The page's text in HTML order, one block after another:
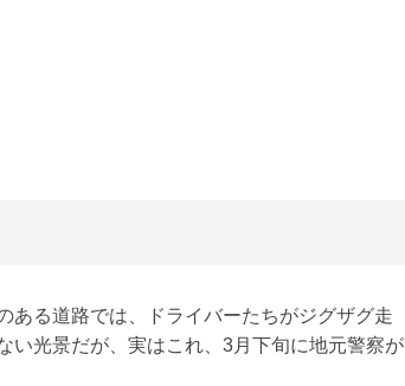
ある道路では、ドライバーたちがジグザグ走
い光景だが、実はこれ、3月下旬に地元警察が